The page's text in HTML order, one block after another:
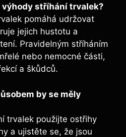
výhody stříhání trvalek?
pomáhá udržovat
jejich hustotu a
Pravidelným stříháním
nebo nemocné části,
a škůdců.
by se měly
trvalek použijte ostřihy
a ujistěte se, že jsou